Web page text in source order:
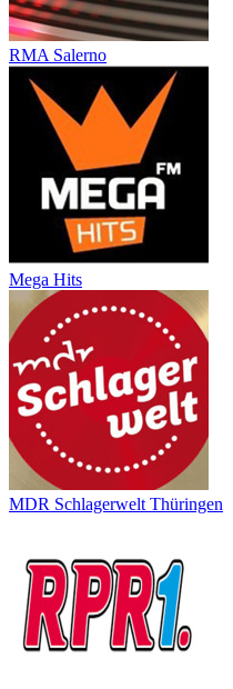
RMA Salerno
Mega Hits
MDR Schlagerwelt Thüringen